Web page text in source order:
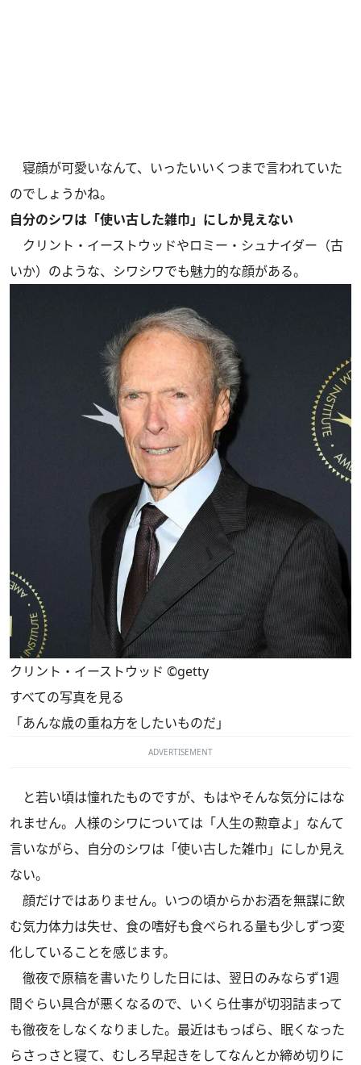
寝顔が可愛いなんて、いったいいくつまで言われていた
のでしょうかね。
自分のシワは「使い古した雑巾」にしか見えない
クリント・イーストウッドやロミー・シュナイダー（古
いか）のような、シワシワでも魅力的な顔がある。
クリント・イーストウッド ©getty
すべての写真を見る
「あんな歳の重ね方をしたいものだ」
ADVERTISEMENT
と若い頃は憧れたものですが、もはやそんな気分にはな
れません。人様のシワについては「人生の勲章よ」なんて
言いながら、自分のシワは「使い古した雑巾」にしか見え
ない。
顔だけではありません。いつの頃からかお酒を無謀に飲
む気力体力は失せ、食の嗜好も食べられる量も少しずつ変
化していることを感じます。
徹夜で原稿を書いたりした日には、翌日のみならず1週
間ぐらい具合が悪くなるので、いくら仕事が切羽詰まって
も徹夜をしなくなりました。最近はもっぱら、眠くなった
らさっさと寝て、むしろ早起きをしてなんとか締め切りに